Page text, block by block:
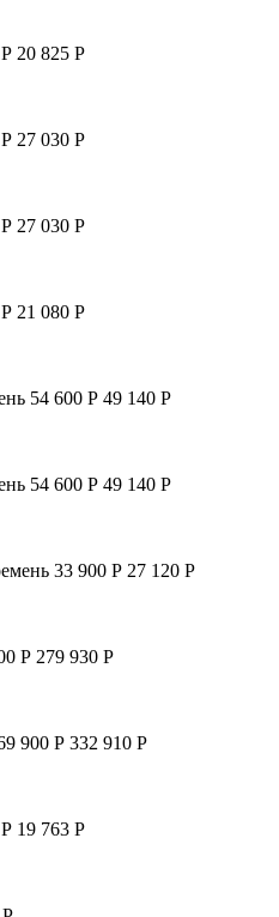
20 825 Р
27 030 Р
27 030 Р
21 080 Р
54 600 Р 49 140 Р
54 600 Р 49 140 Р
33 900 Р 27 120 Р
Р 279 930 Р
900 Р 332 910 Р
19 763 Р